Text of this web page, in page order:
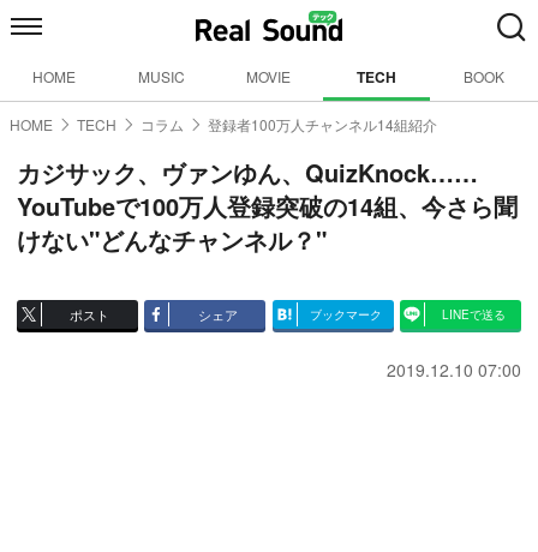
HOME MUSIC MOVIE TECH BOOK
HOME TECH コラム 登録者100万人チャンネル14組紹介
カジサック、ヴァンゆん、QuizKnock……
YouTubeで100万人登録突破の14組、今さら聞
けない"どんなチャンネル？"
ポスト シェア ブックマーク LINEで送る
2019.12.10 07:00